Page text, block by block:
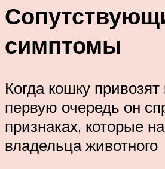
симптомы
Когда кошку привозят
первую очередь он
признаках, которые
владельца животного